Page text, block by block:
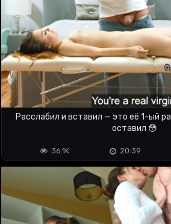
Расслабил и вставил — это её 1-ый
оставил 😳
20:39
36.1K